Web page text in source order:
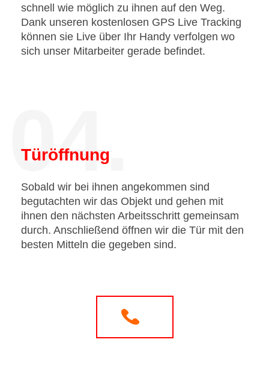
schnell wie möglich zu ihnen auf den Weg.
Dank unseren kostenlosen GPS Live Tracking
können sie Live über Ihr Handy verfolgen wo
sich unser Mitarbeiter gerade befindet.
04.
Türöffnung
Sobald wir bei ihnen angekommen sind
begutachten wir das Objekt und gehen mit
ihnen den nächsten Arbeitsschritt gemeinsam
durch. Anschließend öffnen wir die Tür mit den
besten Mitteln die gegeben sind.